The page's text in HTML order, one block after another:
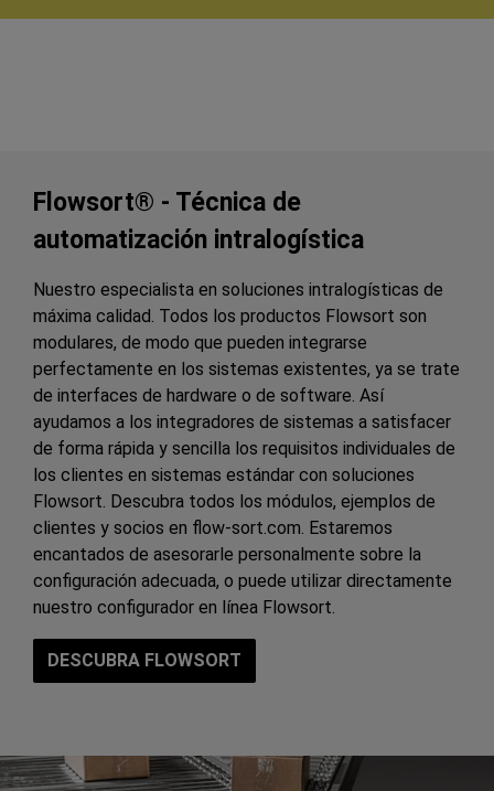
Flowsort® - Técnica de
automatización intralogística
Nuestro especialista en soluciones intralogísticas de
máxima calidad. Todos los productos Flowsort son
modulares, de modo que pueden integrarse
perfectamente en los sistemas existentes, ya se trate
de interfaces de hardware o de software. Así
ayudamos a los integradores de sistemas a satisfacer
de forma rápida y sencilla los requisitos individuales de
los clientes en sistemas estándar con soluciones
Flowsort. Descubra todos los módulos, ejemplos de
clientes y socios en flow-sort.com. Estaremos
encantados de asesorarle personalmente sobre la
configuración adecuada, o puede utilizar directamente
nuestro configurador en línea Flowsort.
DESCUBRA FLOWSORT